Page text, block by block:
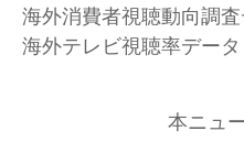
海外消費者視聴動向調
海外テレビ視聴率デー
本ニュ